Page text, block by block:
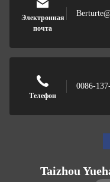
Электронная
почта
Телефон
0086-
Taizhou